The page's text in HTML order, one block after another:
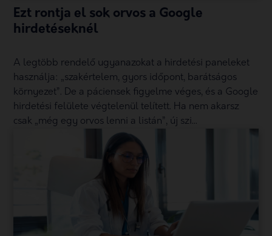
Ezt rontja el sok orvos a Google
hirdetéseknél
A legtöbb rendelő ugyanazokat a hirdetési paneleket
használja: „szakértelem, gyors időpont, barátságos
környezet”. De a páciensek figyelme véges, és a Google
hirdetési felülete végtelenül telített. Ha nem akarsz
csak „még egy orvos lenni a listán”, új szi...